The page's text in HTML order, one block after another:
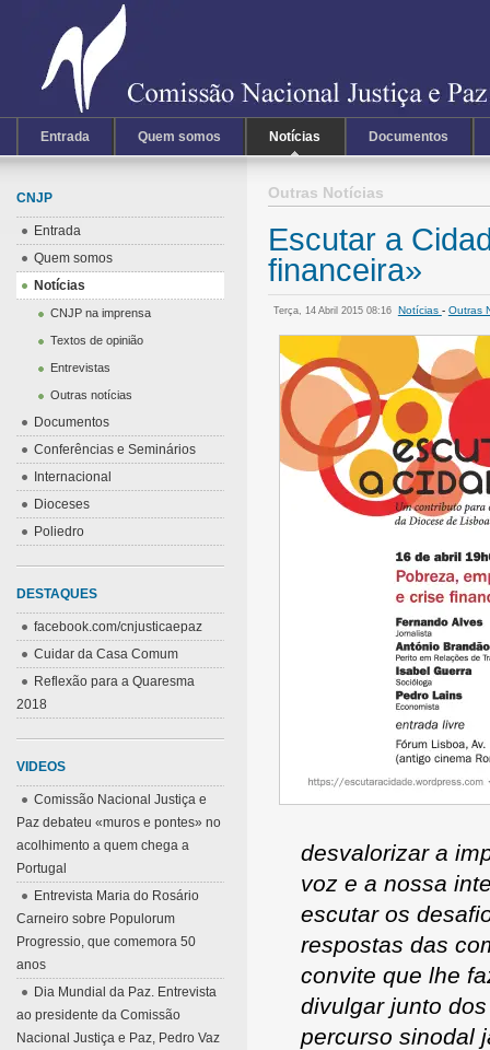
Entrada Quem somos Notícias Documentos
Outras Notícias
Escutar a
financeira»
Terça, 14 Abril 2015 08:16 Notícias - Outras
desvalorizar a
voz e a nossa
escutar os
respostas das
convite que lhe
divulgar junto
percurso sinodal
CNJP
Entrada
Quem somos
Notícias
CNJP na imprensa
Textos de opinião
Entrevistas
Outras notícias
Documentos
Conferências e Seminários
Internacional
Dioceses
Poliedro
DESTAQUES
facebook.com/cnjusticaepaz
Cuidar da Casa Comum
Reflexão para a Quaresma
2018
VIDEOS
Comissão Nacional Justiça e
Paz debateu «muros e pontes» no
acolhimento a quem chega a
Portugal
Entrevista Maria do Rosário
Carneiro sobre Populorum
Progressio, que comemora 50
anos
Dia Mundial da Paz. Entrevista
ao presidente da Comissão
Nacional Justiça e Paz, Pedro Vaz